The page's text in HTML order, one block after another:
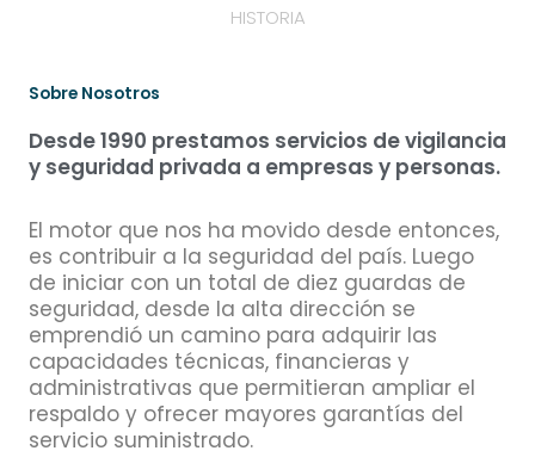
HISTORIA
Sobre Nosotros
Desde 1990 prestamos servicios de vigilancia
y seguridad privada a empresas y personas.
El motor que nos ha movido desde entonces,
es contribuir a la seguridad del país. Luego
de iniciar con un total de diez guardas de
seguridad, desde la alta dirección se
emprendió un camino para adquirir las
capacidades técnicas, financieras y
administrativas que permitieran ampliar el
respaldo y ofrecer mayores garantías del
servicio suministrado.